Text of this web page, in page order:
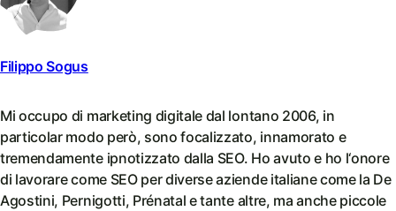
Filippo Sogus
Mi occupo di marketing digitale dal lontano 2006, in
particolar modo però, sono focalizzato, innamorato e
tremendamente ipnotizzato dalla SEO. Ho avuto e ho l‘onore
di lavorare come SEO per diverse aziende italiane come la De
Agostini, Pernigotti, Prénatal e tante altre, ma anche piccole